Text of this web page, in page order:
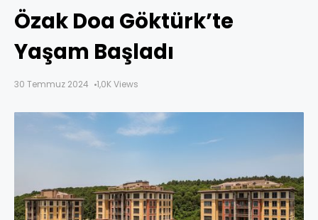
Özak Doa Göktürk’te
Yaşam Başladı
30 Temmuz 2024 1,0K Views